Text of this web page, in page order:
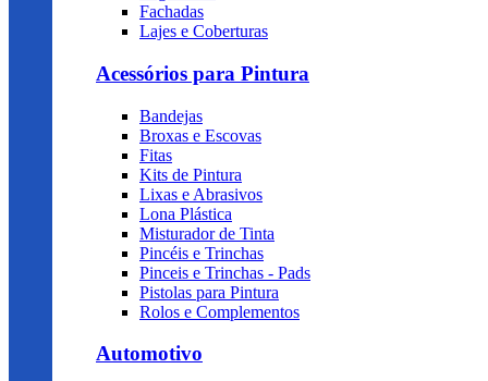
Fachadas
Lajes e Coberturas
Acessórios para Pintura
Bandejas
Broxas e Escovas
Fitas
Kits de Pintura
Lixas e Abrasivos
Lona Plástica
Misturador de Tinta
Pincéis e Trinchas
Pinceis e Trinchas - Pads
Pistolas para Pintura
Rolos e Complementos
Automotivo